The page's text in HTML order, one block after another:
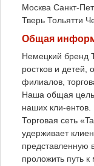
Москва Санкт-
Тверь Тольятти
Общая
Немецкий бренд
ростков и
филиалов,
Наша общая цель
наших кли-ентов.
Торговая сеть
удерживает
представленную
проложить путь